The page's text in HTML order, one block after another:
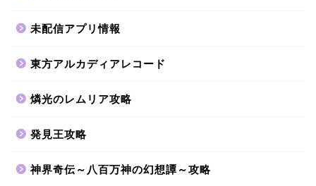
未配信アプリ情報
東方アルカディアレコード
燐光のレムリア攻略
発見王攻略
神界奇伝～八百万神の幻想譚～攻略